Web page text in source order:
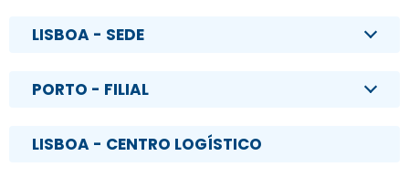
LISBOA - SEDE
PORTO - FILIAL
LISBOA - CENTRO LOGÍSTICO